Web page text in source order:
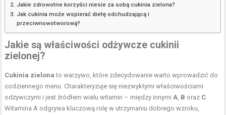
Jakie zdrowotne korzyści niesie za sobą cukinia zielona?
Jak cukinia może wspierać dietę odchudzającą i
przeciwnowotworową?
Jakie są właściwości odżywcze cukinii
zielonej?
Cukinia zielona to warzywo, które zdecydowanie warto wprowadzić do
codziennego menu. Charakteryzuje się niezwykłymi właściwościami
odżywczymi i jest źródłem wielu witamin – między innymiA, B oraz C.
Witamina A odgrywa kluczową rolę w utrzymaniu dobrego wzroku,